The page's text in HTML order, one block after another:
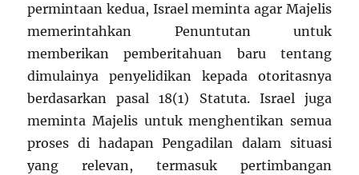
permintaan kedua, Israel meminta agar Majelis
memerintahkan Penuntutan untuk
memberikan pemberitahuan baru tentang
dimulainya penyelidikan kepada otoritasnya
berdasarkan pasal 18(1) Statuta. Israel juga
meminta Majelis untuk menghentikan semua
proses di hadapan Pengadilan dalam situasi
yang relevan, termasuk pertimbangan